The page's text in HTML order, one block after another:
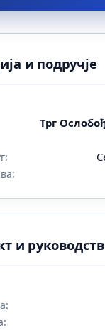
и подручје
Трг
и